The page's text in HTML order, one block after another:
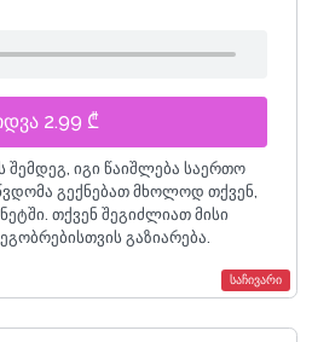
საჩივარი
ყიდვა 2.99 ₾
შემდეგ, იგი წაიშლება საერთო
გექნებათ მხოლოდ თქვენ,
თქვენ შეგიძლიათ მისი
გაზიარება.